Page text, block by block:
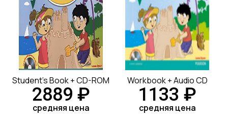
Student's Book + CD-ROM
2889 ₽
средняя цена
Workbook + Audio CD
1133 ₽
средняя цена